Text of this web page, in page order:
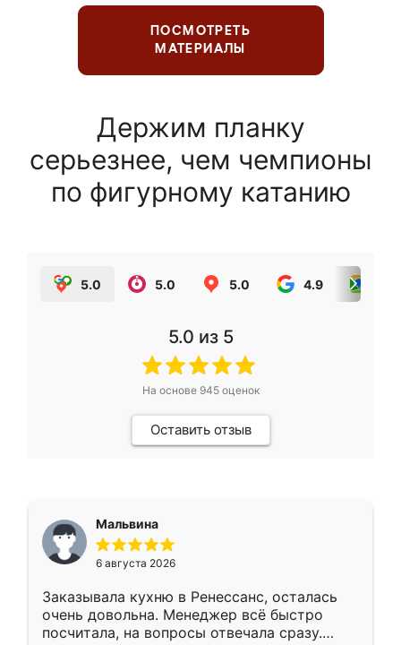
ПОСМОТРЕТЬ
МАТЕРИАЛЫ
Держим планку
серьезнее, чем чемпионы
по фигурному катанию
5.0 5.0 5.0 4.9
5.0 из 5
На основе 945оценок
Оставить отзыв
Мальвина
6 августа 2026
Заказывала кухню в Ренессанс, осталась
очень довольна. Менеджер всё быстро
посчитала, на вопросы отвечала сразу.